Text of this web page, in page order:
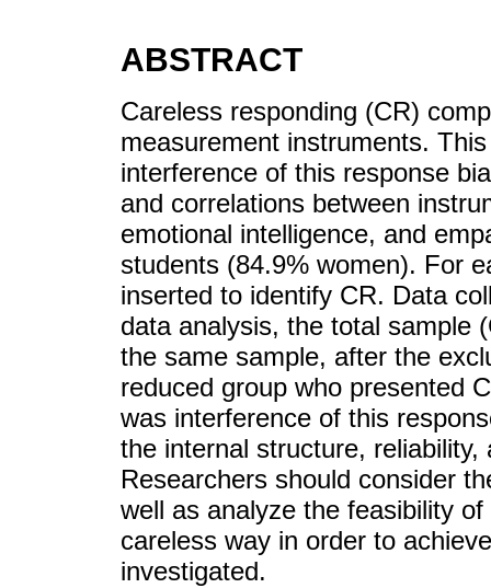
ABSTRACT
Careless responding (CR)
measurement instruments.
interference of this response
and correlations between
emotional intelligence, and
students (84.9% women). For
inserted to identify CR. Data
data analysis, the total sample
the same sample, after the
reduced group who presented
was interference of this
the internal structure,
Researchers should consider
well as analyze the feasibility
careless way in order to
investigated.